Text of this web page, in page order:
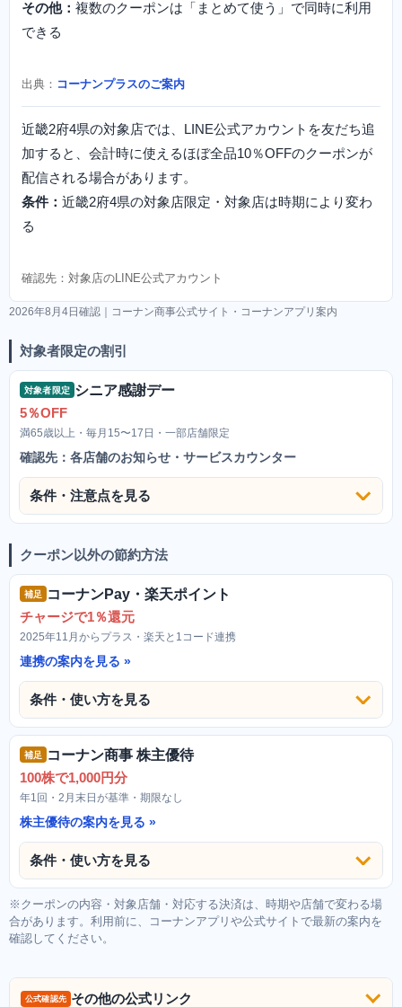
その他： 複数のクーポンは「まとめて使う」で同時に利用
できる
出典： コーナンプラスのご案内
近畿2府4県の対象店では、LINE公式アカウントを友だち追
加すると、会計時に使えるほぼ全品10％OFFのクーポンが
配信される場合があります。
条件： 近畿2府4県の対象店限定・対象店は時期により変わ
る
確認先：対象店のLINE公式アカウント
2026年8月4日確認｜コーナン商事公式サイト・コーナンアプリ案内
対象者限定の割引
対象者限定 シニア感謝デー
5％OFF
満65歳以上・毎月15〜17日・一部店舗限定
確認先：各店舗のお知らせ・サービスカウンター
条件・注意点を見る
クーポン以外の節約方法
補足
コーナンPay・楽天ポイント
チャージで1％還元
2025年11月からプラス・楽天と1コード連携
連携の案内を見る
条件・使い方を見る
補足
コーナン商事 株主優待
100株で1,000円分
年1回・2月末日が基準・期限なし
株主優待の案内を見る
条件・使い方を見る
※クーポンの内容・対象店舗・対応する決済は、時期や店舗で変わる場
合があります。利用前に、コーナンアプリや公式サイトで最新の案内を
確認してください。
公式確認先 その他の公式リンク